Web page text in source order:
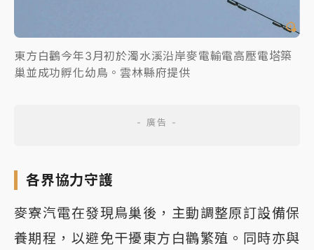
東方白鸛今年3月初於濁水溪沿岸麥電輸電高壓電塔築
巢並成功孵化幼鳥。雲林縣府提供
各界協力守護
麥寮汽電在發現鳥巢後，主動調整原訂設備保
養期程，以避免干擾東方白鸛繁殖。同時亦與